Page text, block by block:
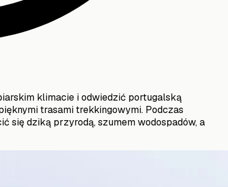
klimacie i odwiedzić portugalską
trasami trekkingowymi. Podczas
się dziką przyrodą, szumem wodospadów, a